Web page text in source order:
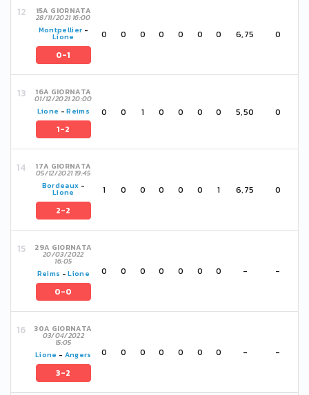
15A GIORNATA
28/11/2021 16:00
Montpellier -
Lione
0-1
0 0 0 0 0 0 0 6,75 0
16A GIORNATA
01/12/2021 20:00
Lione -Reims
1-2
0 0 1 0 0 0 0 5,50 0
17A GIORNATA
05/12/2021 19:45
Bordeaux -
Lione
2-2
1 0 0 0 0 0 1 6,75 0
29A GIORNATA
20/03/2022
16:05
Reims -Lione
0-0
0 0 0 0 0 0 0 - -
30A GIORNATA
03/04/2022
15:05
Lione - Angers
3-2
0 0 0 0 0 0 0 - -